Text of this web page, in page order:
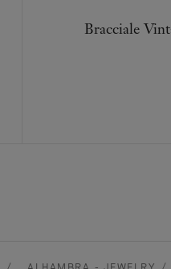
Bracciale